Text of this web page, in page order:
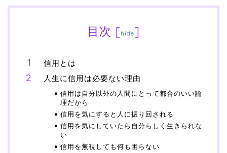
目次 [hide]
信用とは
人生に信用は必要ない理由
信用は自分以外の人間にとって都合のいい論
理だから
信用を気にすると人に振り回される
信用を気にしていたら自分らしく生きられな
い
信用を無視しても何も困らない